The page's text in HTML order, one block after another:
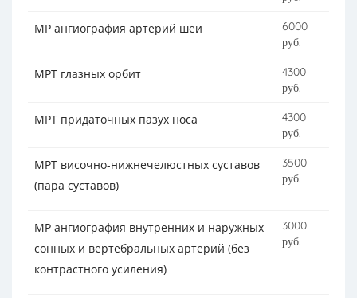
МР ангиография артерий шеи
6000
руб.
МРТ глазных орбит
4300
руб.
МРТ придаточных пазух носа
4300
руб.
МРТ височно-нижнечелюстных суставов
(пара суставов)
3500
руб.
МР ангиография внутренних и наружных
сонных и вертебральных артерий (без
контрастного усиления)
3000
руб.